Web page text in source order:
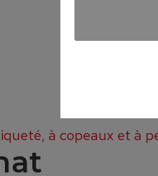
à copeaux et à